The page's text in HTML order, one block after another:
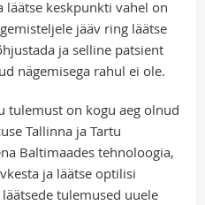
läätse keskpunkti vahel on
jääv ring läätse
ja selline patsient
nägemisega rahul ei ole.
tulemust on kogu aeg olnud
Tallinna ja Tartu
Baltimaades tehnoloogia,
ja läätse optilisi
läätsede tulemused uuele